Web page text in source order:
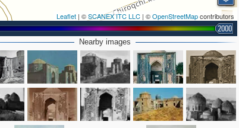
Leaflet | ©SCANEX ITC LLC | ©OpenStreetMapcontributors
2000
Nearby images